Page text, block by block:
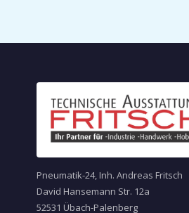
Pneumatik-24, Inh. Andreas Fritsch
David Hansemann Str. 12a
52531 Übach-Palenberg